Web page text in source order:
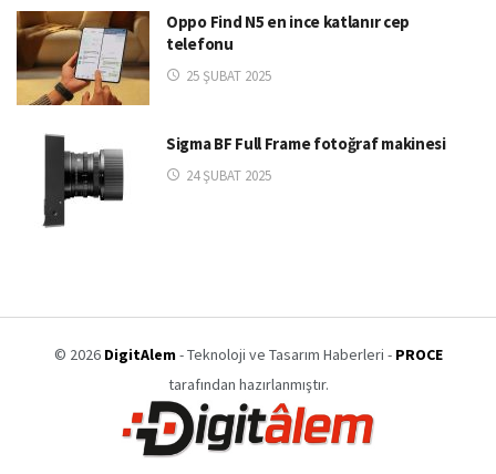
Oppo Find N5 en ince katlanır cep
telefonu
25 ŞUBAT 2025
Sigma BF Full Frame fotoğraf makinesi
24 ŞUBAT 2025
© 2026 DigitAlem- Teknoloji ve Tasarım Haberleri - PROCE
tarafından hazırlanmıştır.